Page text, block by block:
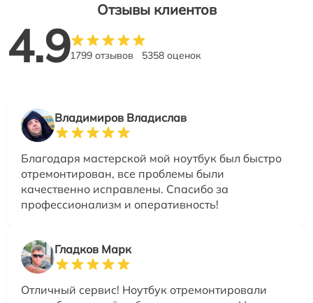
Отзывы клиентов
4.91799 отзывов 5358 оценок
Владимиров Владислав
Благодаря мастерской мой ноутбук был быстро
отремонтирован, все проблемы были
качественно исправлены. Спасибо за
профессионализм и оперативность!
Гладков Марк
Отличный сервис! Ноутбук отремонтировали